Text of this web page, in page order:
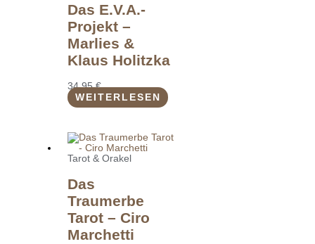
Das E.V.A.-
Projekt –
Marlies &
Klaus Holitzka
34,95€
WEITERLESEN
Tarot & Orakel
Das
Traumerbe
Tarot – Ciro
Marchetti